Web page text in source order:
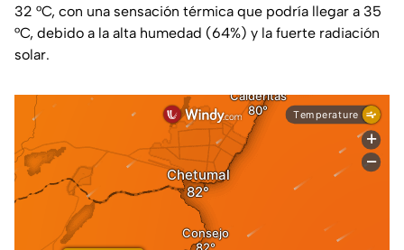
32 °C, con una sensación térmica que podría llegar a 35
°C, debido a la alta humedad (64%) y la fuerte radiación
solar.